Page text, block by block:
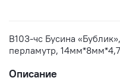
B103-чс Бусина
перламутр,
Описание